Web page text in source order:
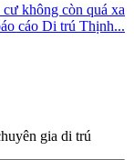
không còn quá xa
cáo Di trú Thịnh...
gia di trú